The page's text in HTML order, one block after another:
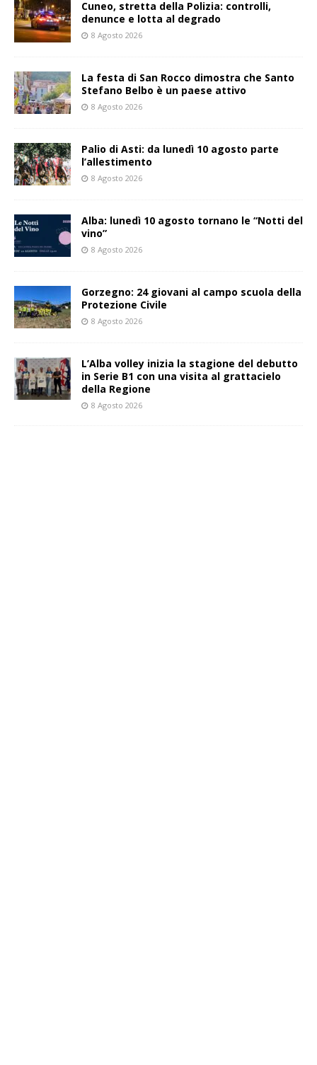
Cuneo, stretta della Polizia: controlli,
denunce e lotta al degrado
8 Agosto 2026
La festa di San Rocco dimostra che Santo
Stefano Belbo è un paese attivo
8 Agosto 2026
Palio di Asti: da lunedì 10 agosto parte
l’allestimento
8 Agosto 2026
Alba: lunedì 10 agosto tornano le “Notti del
vino”
8 Agosto 2026
Gorzegno: 24 giovani al campo scuola della
Protezione Civile
8 Agosto 2026
L’Alba volley inizia la stagione del debutto
in Serie B1 con una visita al grattacielo
della Regione
8 Agosto 2026